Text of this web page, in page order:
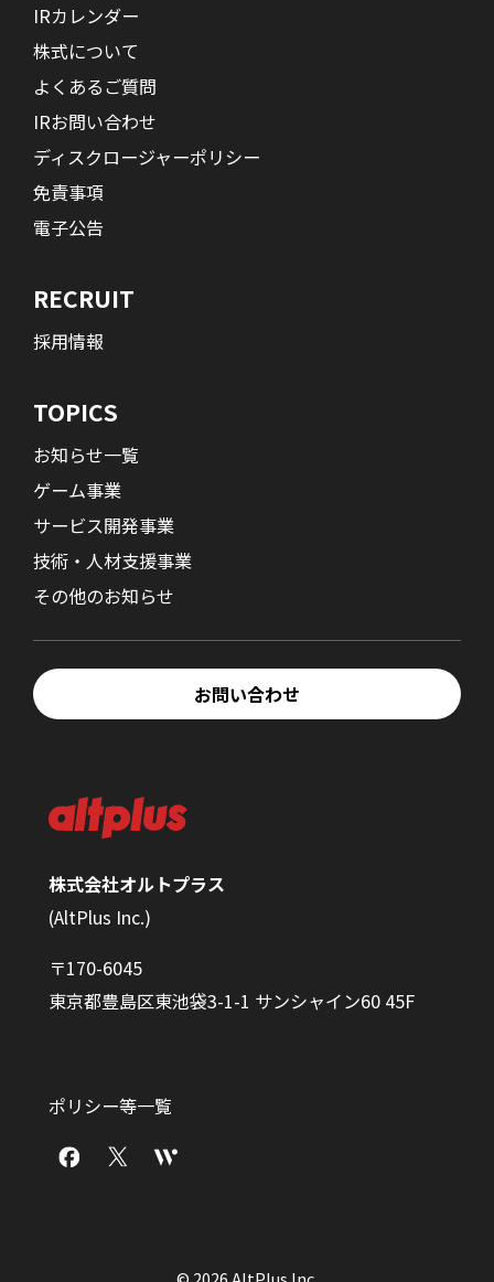
株式会社オルトプラス
(AltPlus Inc.)
〒170-6045
東京都豊島区東池袋3-1-1 サンシャイン60 45F
ポリシー等一覧
IRカレンダー
株式について
よくあるご質問
IRお問い合わせ
ディスクロージャーポリシー
免責事項
電子公告
RECRUIT
採用情報
TOPICS
お知らせ一覧
ゲーム事業
サービス開発事業
技術・人材支援事業
その他のお知らせ
お問い合わせ